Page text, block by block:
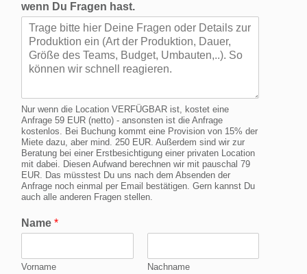
wenn Du Fragen hast.
Nur wenn die Location VERFÜGBAR ist, kostet eine
Anfrage 59 EUR (netto) - ansonsten ist die Anfrage
kostenlos. Bei Buchung kommt eine Provision von 15% der
Miete dazu, aber mind. 250 EUR. Außerdem sind wir zur
Beratung bei einer Erstbesichtigung einer privaten Location
mit dabei. Diesen Aufwand berechnen wir mit pauschal 79
EUR. Das müsstest Du uns nach dem Absenden der
Anfrage noch einmal per Email bestätigen. Gern kannst Du
auch alle anderen Fragen stellen.
Name *
Vorname Nachname